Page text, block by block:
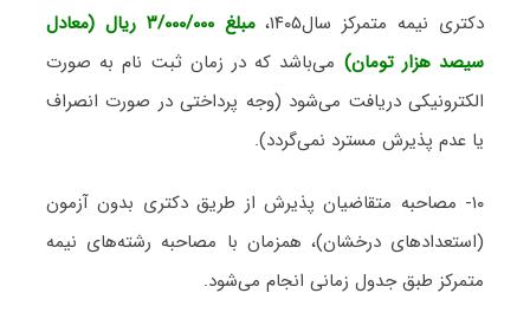
دکتری نیمه متمرکز سال۱۴۰۵،
مبلغ ۳/۰۰۰/۰۰۰ ریال (معادل
سیصد هزار تومان) می‌باشد که در زمان ثبت نام به صورت
الکترونیکی دریافت می‌شود (وجه پرداختی در صورت انصراف
یا عدم پذیرش مسترد نمی‌گردد).
۱۰- مصاحبه متقاضیان پذیرش از طریق دکتری بدون آزمون
(استعدادهای درخشان)، همزمان با مصاحبه رشته‌های نیمه
متمرکز طبق جدول زمانی انجام می‌شود.